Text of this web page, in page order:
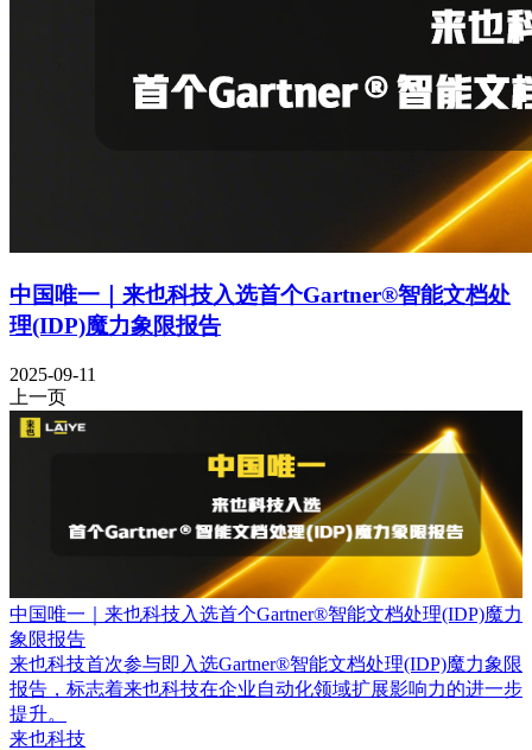
中国唯一｜来也科技入选首个Gartner®智能文档处
理(IDP)魔力象限报告
2025-09-11
上一页
中国唯一｜来也科技入选首个Gartner®智能文档处理(IDP)魔力
象限报告
来也科技首次参与即入选Gartner®智能文档处理(IDP)魔力象限
报告，标志着来也科技在企业自动化领域扩展影响力的进一步
提升。
来也科技